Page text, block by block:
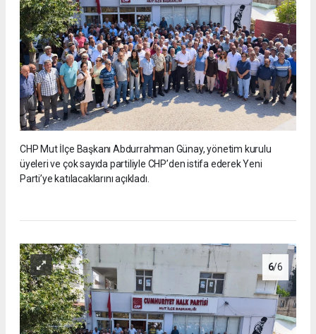
CHP Mut İlçe Başkanı Abdurrahman Günay, yönetim kurulu
üyeleri ve çok sayıda partiliyle CHP’den istifa ederek Yeni
Parti’ye katılacaklarını açıkladı.
6/6